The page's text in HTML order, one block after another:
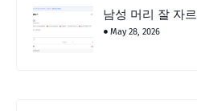
남성 머리 잘 자
May 28, 2026